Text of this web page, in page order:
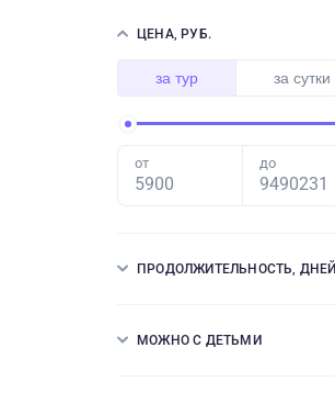
ЦЕНА, РУБ.
за тур за сутки
от до
ПРОДОЛЖИТЕЛЬНОСТЬ, ДНЕЙ
МОЖНО С ДЕТЬМИ